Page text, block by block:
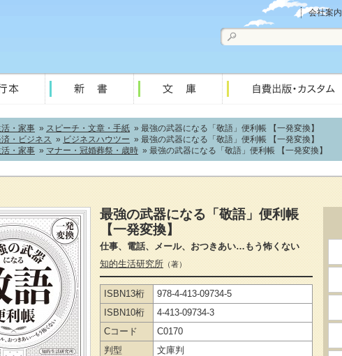
会社案内
・家事 » スピーチ・文章・手紙 » 最強の武器になる「敬語」便利帳 【一発変換】
・ビジネス » ビジネスハウツー » 最強の武器になる「敬語」便利帳 【一発変換】
・家事 » マナー・冠婚葬祭・歳時 » 最強の武器になる「敬語」便利帳 【一発変換】
最強の武器になる「敬語」便利帳
【一発変換】
仕事、電話、メール、おつきあい…もう怖くない
知的生活研究所 （著）
ISBN13桁
978-4-413-09734-5
ISBN10桁
4-413-09734-3
Cコード
C0170
判型
文庫判